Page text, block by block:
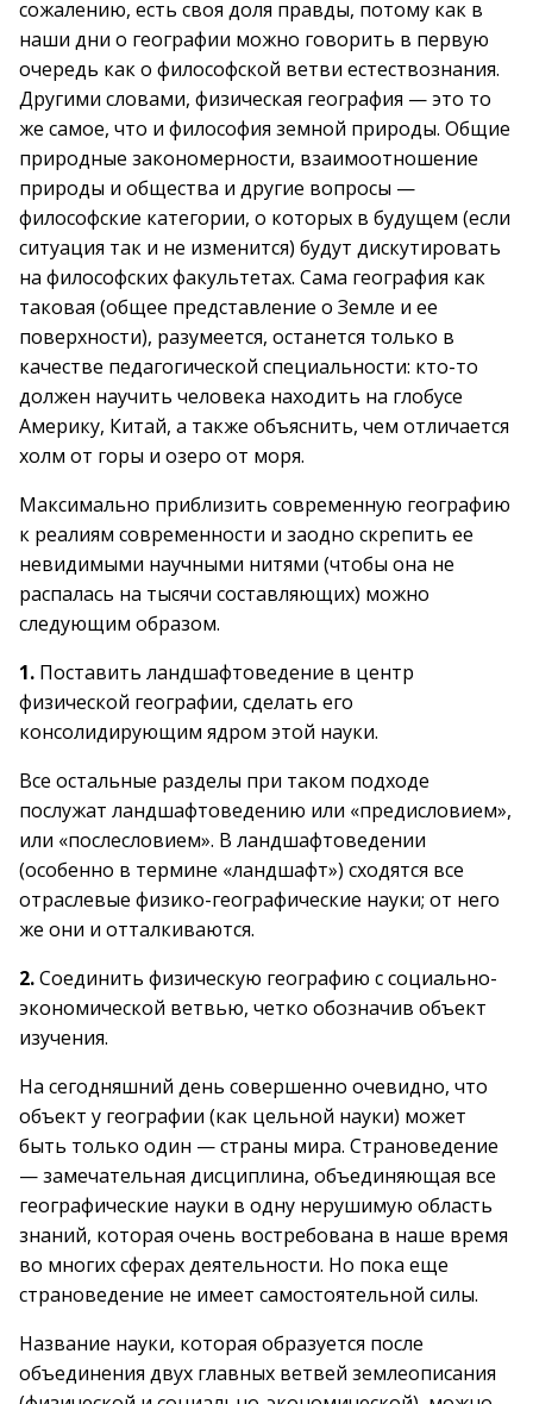
сожалению, есть своя доля правды, потому как в
наши дни о географии можно говорить в первую
очередь как о философской ветви естествознания.
Другими словами, физическая география — это то
же самое, что и философия земной природы. Общие
природные закономерности, взаимоотношение
природы и общества и другие вопросы —
философские категории, о которых в будущем (если
ситуация так и не изменится) будут дискутировать
на философских факультетах. Сама география как
таковая (общее представление о Земле и ее
поверхности), разумеется, останется только в
качестве педагогической специальности: кто-то
должен научить человека находить на глобусе
Америку, Китай, а также объяснить, чем отличается
холм от горы и озеро от моря.
Максимально приблизить современную географию
к реалиям современности и заодно скрепить ее
невидимыми научными нитями (чтобы она не
распалась на тысячи составляющих) можно
следующим образом.
1. Поставить ландшафтоведение в центр
физической географии, сделать его
консолидирующим ядром этой науки.
Все остальные разделы при таком подходе
послужат ландшафтоведению или «предисловием»,
или «послесловием». В ландшафтоведении
(особенно в термине «ландшафт») сходятся все
отраслевые физико-географические науки; от него
же они и отталкиваются.
2.Соединить физическую географию с социально-
экономической ветвью, четко обозначив объект
изучения.
На сегодняшний день совершенно очевидно, что
объект у географии (как цельной науки) может
быть только один — страны мира. Страноведение
— замечательная дисциплина, объединяющая все
географические науки в одну нерушимую область
знаний, которая очень востребована в наше время
во многих сферах деятельности. Но пока еще
страноведение не имеет самостоятельной силы.
Название науки, которая образуется после
объединения двух главных ветвей землеописания